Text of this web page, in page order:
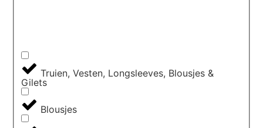
Truien, Vesten, Longsleeves, Blousjes &
Gilets
Blousjes